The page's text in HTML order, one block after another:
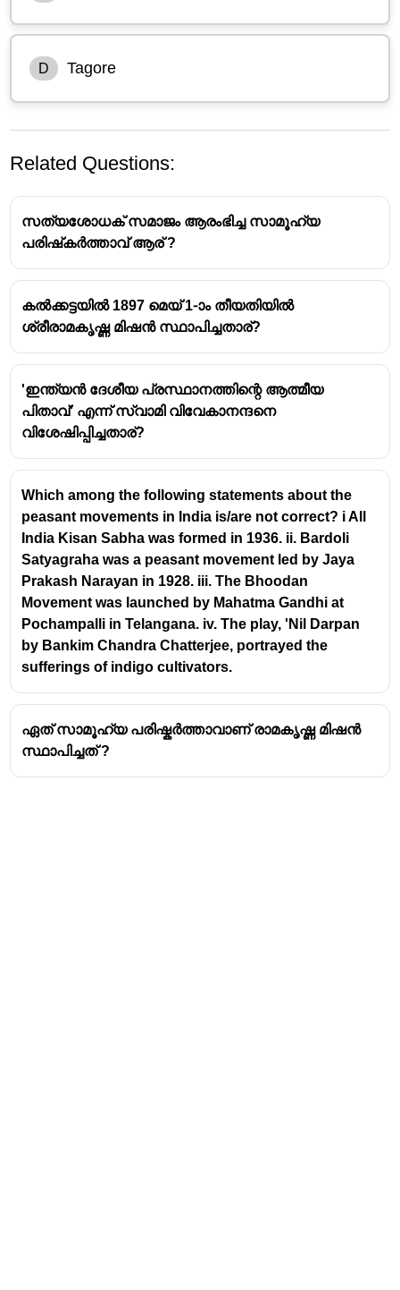
D Tagore
Dayananda Saraswati: The 'Martin
Luther of India'
Background and Early Life:
Born as Mul Shankar
reformer in India.
He renounced worldly life at the age of 14 to seek
spiritual knowledge.
Founding the Arya Samaj:
In1875 , Dayananda Saraswati founded theArya
Samaj inBombay (now Mumbai).
The Arya Samaj was a reformist movement within
Hinduism that aimed to revive Vedic traditions and
Related Questions:
സത്യശോധക് സമാജം ആരംഭിച്ച സാമൂഹ്യ
പരിഷ്‌കർത്താവ് ആര് ?
കൽക്കട്ടയിൽ 1897 മെയ് 1-ാം തീയതിയിൽ
ശ്രീരാമകൃഷ്ണ മിഷൻ സ്ഥാപിച്ചതാര്?
'ഇന്ത്യൻ ദേശീയ പ്രസ്ഥാനത്തിന്റെ ആത്മീയ
പിതാവ്' എന്ന് സ്വാമി വിവേകാനന്ദനെ
വിശേഷിപ്പിച്ചതാര്?
Which among the following statements about the
peasant movements in India is/are not correct? i All
India Kisan Sabha was formed in 1936. ii. Bardoli
Satyagraha was a peasant movement led by Jaya
Prakash Narayan in 1928. iii. The Bhoodan
Movement was launched by Mahatma Gandhi at
Pochampalli in Telangana. iv. The play, 'Nil Darpan
by Bankim Chandra Chatterjee, portrayed the
sufferings of indigo cultivators.
ഏത് സാമൂഹ്യ പരിഷ്കർത്താവാണ് രാമകൃഷ്ണ മിഷൻ
സ്ഥാപിച്ചത് ?